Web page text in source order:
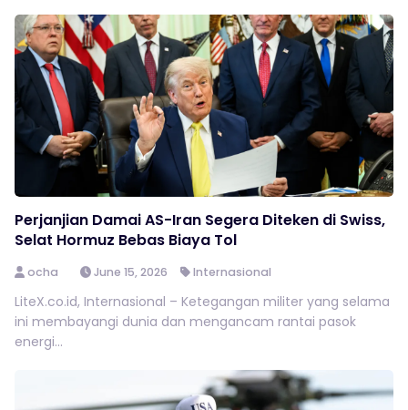
Perjanjian Damai AS-Iran Segera Diteken di Swiss,
Selat Hormuz Bebas Biaya Tol
ocha June 15, 2026 Internasional
LiteX.co.id, Internasional – Ketegangan militer yang selama
ini membayangi dunia dan mengancam rantai pasok
energi...